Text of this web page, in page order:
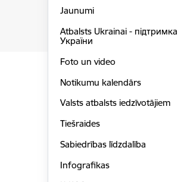
Jaunumi
Atbalsts Ukrainai - підтримка
України
Foto un video
Notikumu kalendārs
Valsts atbalsts iedzīvotājiem
Tiešraides
Sabiedrības līdzdalība
Infografikas